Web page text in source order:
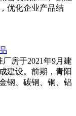
优化企业产品结
房于2021年9月建
建设。前期，青阳
钢、碳钢、铜、铝